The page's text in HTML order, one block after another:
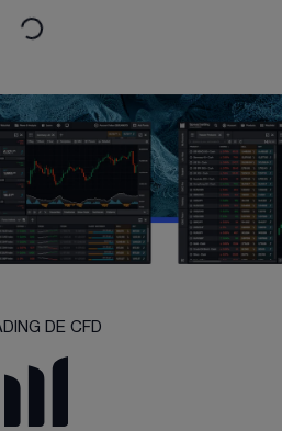
DE CFD